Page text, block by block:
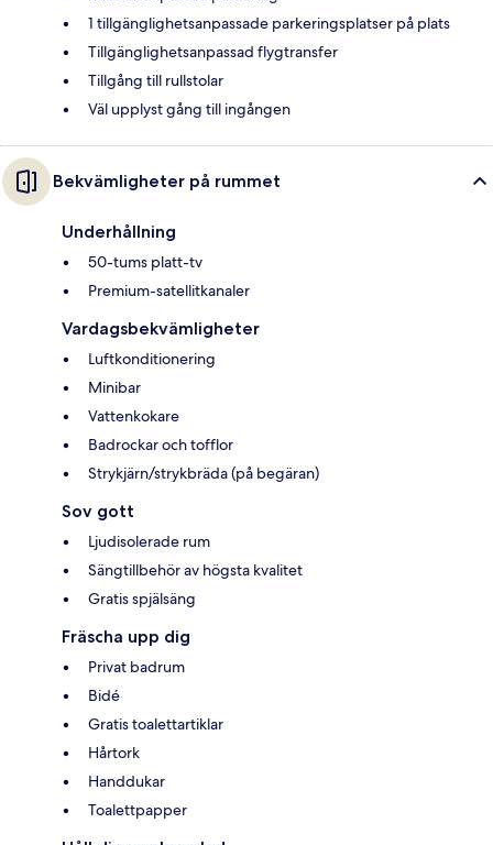
1 tillgänglighetsanpassade parkeringsplatser på plats
Tillgänglighetsanpassad flygtransfer
Tillgång till rullstolar
Väl upplyst gång till ingången
Bekvämligheter på rummet
Underhållning
50-tums platt-tv
Premium-satellitkanaler
Vardagsbekvämligheter
Luftkonditionering
Minibar
Vattenkokare
Badrockar och tofflor
Strykjärn/strykbräda (på begäran)
Sov gott
Ljudisolerade rum
Sängtillbehör av högsta kvalitet
Gratis spjälsäng
Fräscha upp dig
Privat badrum
Bidé
Gratis toalettartiklar
Hårtork
Handdukar
Toalettpapper